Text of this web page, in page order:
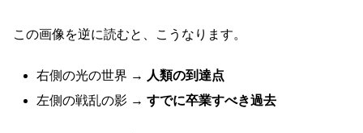
この画像を逆に読むと、こうなります。
右側の光の世界 → 人類の到達点
左側の戦乱の影 →すでに卒業すべき過去